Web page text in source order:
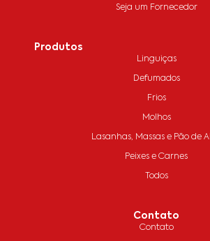
Seja um Fornecedor
Produtos
Linguiças
Defumados
Frios
Molhos
Lasanhas, Massas e Pão de
Peixes e Carnes
Todos
Contato
Contato